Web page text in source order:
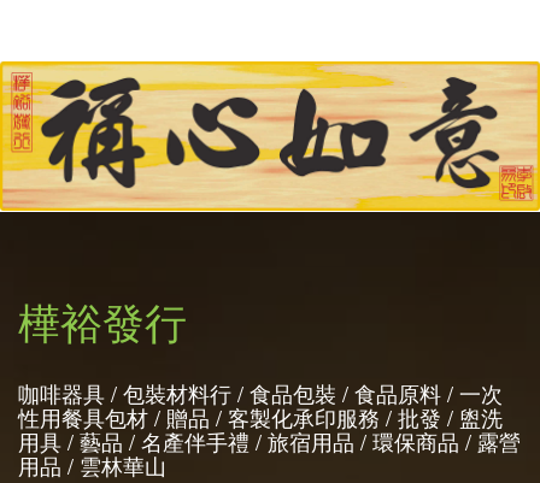
樺裕發行
咖啡器具 / 包裝材料行 / 食品包裝 / 食品原料 / 一次
性用餐具包材 / 贈品 / 客製化承印服務 / 批發 / 盥洗
用具 / 藝品 / 名產伴手禮 / 旅宿用品 / 環保商品 / 露營
用品 / 雲林華山